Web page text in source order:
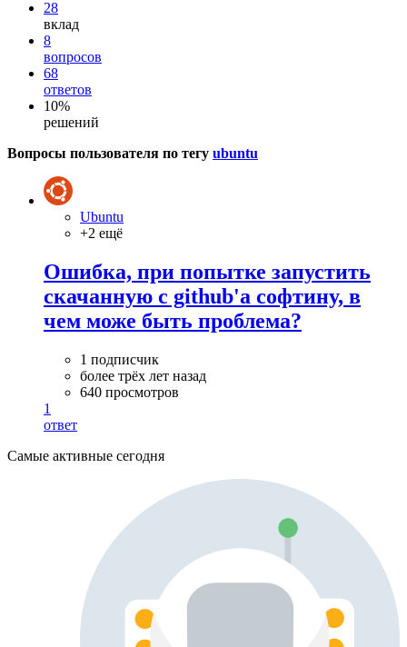
28
вклад
8
вопросов
68
ответов
10%
решений
Вопросы пользователя по тегу ubuntu
Ubuntu
+2 ещё
Ошибка, при попытке запустить
скачанную с github'a софтину, в
чем може быть проблема?
1 подписчик
более трёх лет назад
640 просмотров
1
ответ
Самые активные сегодня